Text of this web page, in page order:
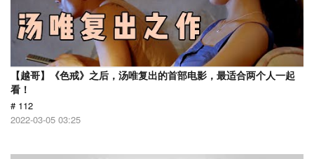
【越哥】《色戒》之后，汤唯复出的首部电影，最适合两个人一起
看！
# 112
2022-03-05 03:25